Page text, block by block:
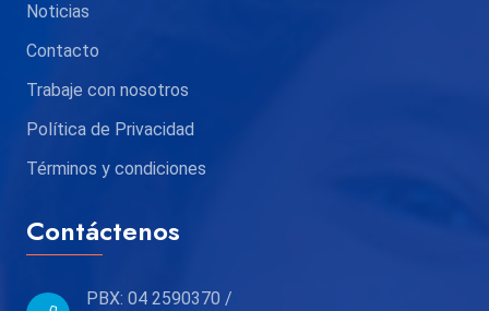
Noticias
Contacto
Trabaje con nosotros
Política de Privacidad
Términos y condiciones
Contáctenos
PBX: 04 2590370 /